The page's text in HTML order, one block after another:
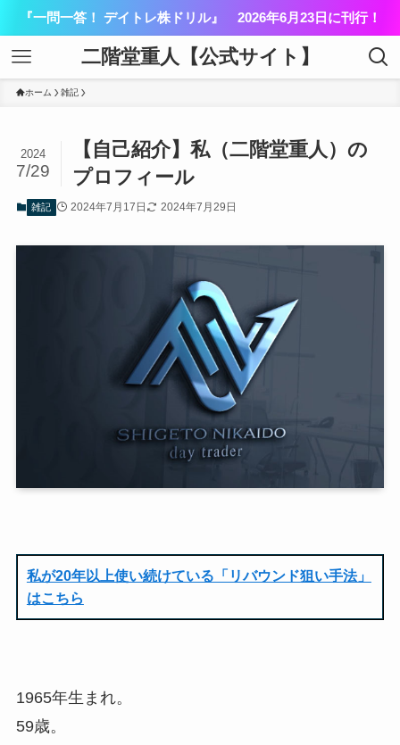
『一問一答！ デイトレ株ドリル』 2026年6月23日に刊行！
二階堂重人【公式サイト】
ホーム 雑記
【自己紹介】私（二階堂重人）の
プロフィール
2024
7/29
雑記 2024年7月17日 2024年7月29日
私が20年以上使い続けている「リバウンド狙い手法」
はこちら
1965年生まれ。
59歳。